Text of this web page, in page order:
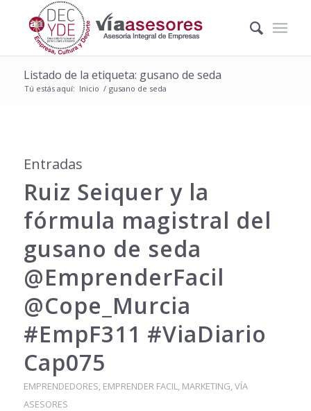
Listado de la etiqueta: gusano de seda
Tú estás aquí: Inicio / gusano de seda
Entradas
Ruiz Seiquer y la
fórmula magistral del
gusano de seda
@EmprenderFacil
@Cope_Murcia
#EmpF311 #ViaDiario
Cap075
EMPRENDEDORES, EMPRENDER FACIL, MARKETING,VÍA
ASESORES